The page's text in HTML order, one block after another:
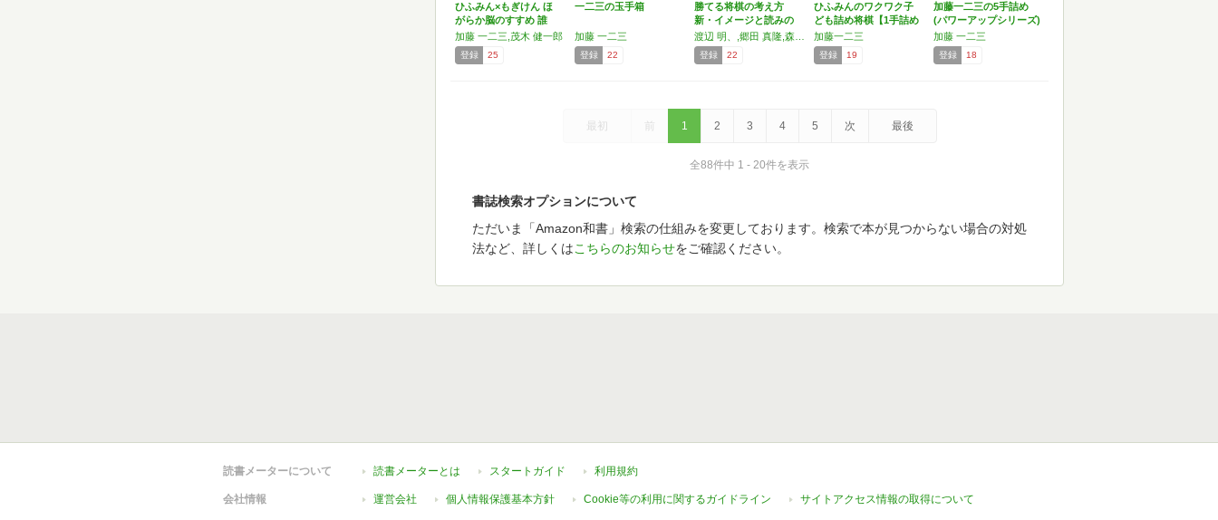
ひふみん×もぎけん ほ
がらか脳のすすめ 誰
で…
加藤 一二三,茂木 健一郎
登録 25
一二三の玉手箱
加藤 一二三
登録 22
勝てる将棋の考え方
新・イメージと読みの
将棋観
登録 22
ひふみんのワクワク子
ども詰め将棋【1手詰め
+…
加藤一二三
登録 19
加藤一二三の5手詰め
(パワーアップシリーズ)
加藤 一二三
登録 18
最初 前 1 2 3 4 5 次 最後
全88件中 1 - 20件を表示
書誌検索オプションについて
ただいま「Amazon和書」検索の仕組みを変更しております。検索で本が見つからない場合の対処
法など、詳しくはこちらのお知らせをご確認ください。
読書メーターについて 読書メーターとは スタートガイド 利用規約
会社情報 運営会社 個人情報保護基本方針 Cookie等の利用に関するガイドライン サイトアクセス情報の取得について